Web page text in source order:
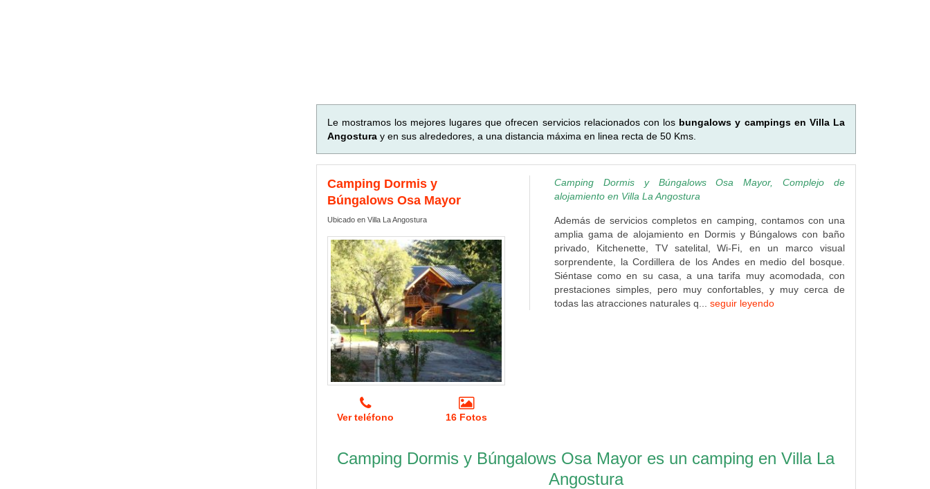
Le mostramos los mejores lugares que ofrecen servicios relacionados con los bungalows y campings en Villa La
Angosturay en sus alrededores, a una distancia máxima en linea recta de 50 Kms.
Camping Dormis y
Búngalows Osa Mayor
Ubicado en Villa La Angostura
Ver teléfono 16 Fotos
Camping Dormis y Búngalows Osa Mayor, Complejo de
alojamiento en Villa La Angostura
Además de servicios completos en camping, contamos con una
amplia gama de alojamiento en Dormis y Búngalows con baño
privado, Kitchenette, TV satelital, Wi-Fi, en un marco visual
sorprendente, la Cordillera de los Andes en medio del bosque.
Siéntase como en su casa, a una tarifa muy acomodada, con
prestaciones simples, pero muy confortables, y muy cerca de
todas las atracciones naturales q... seguir leyendo
Camping Dormis y Búngalows Osa Mayor es un camping en Villa La
Angostura